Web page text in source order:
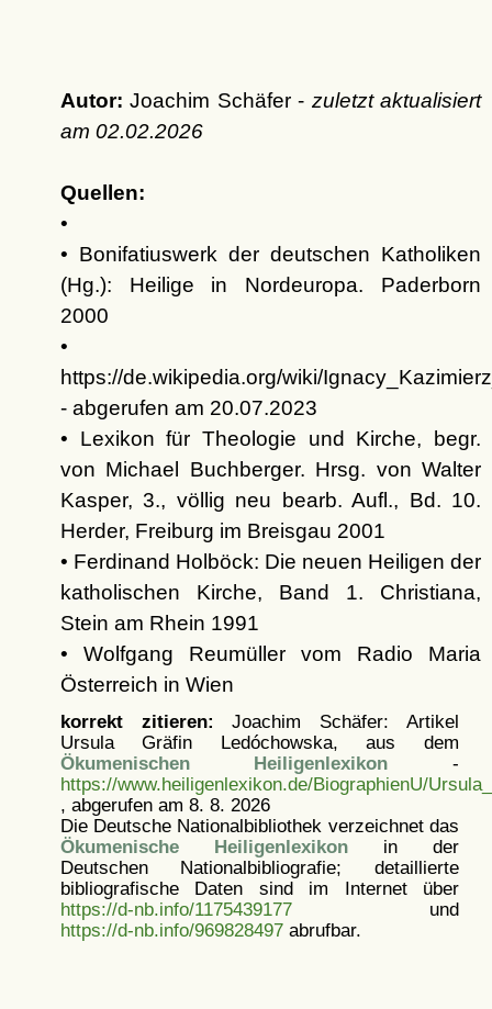
Autor: Joachim Schäfer - zuletzt aktualisiert
am 02.02.2026
Quellen:
•
• Bonifatiuswerk der deutschen Katholiken
(Hg.): Heilige in Nordeuropa. Paderborn
2000
•
https://de.wikipedia.org/wiki/
- abgerufen am 20.07.2023
• Lexikon für Theologie und Kirche, begr.
von Michael Buchberger. Hrsg. von Walter
Kasper, 3., völlig neu bearb. Aufl., Bd. 10.
Herder, Freiburg im Breisgau 2001
• Ferdinand Holböck: Die neuen Heiligen der
katholischen Kirche, Band 1. Christiana,
Stein am Rhein 1991
• Wolfgang Reumüller vom Radio Maria
Österreich in Wien
korrekt zitieren: Joachim Schäfer: Artikel
Ursula Gräfin Ledóchowska, aus dem
Ökumenischen Heiligenlexikon -
https://www.heiligenlexikon.de/BiographienU/
, abgerufen am 8. 8. 2026
Die Deutsche Nationalbibliothek verzeichnet das
Ökumenische Heiligenlexikonin der
Deutschen Nationalbibliografie; detaillierte
bibliografische Daten sind im Internet über
https://d-nb.info/1175439177und
https://d-nb.info/969828497abrufbar.